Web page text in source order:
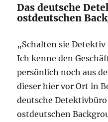
Das deutsche
ostdeutschen
„Schalten sie
Ich kenne den
persönlich noch aus
dieser hier vor Ort in
deutsche
ostdeutschen